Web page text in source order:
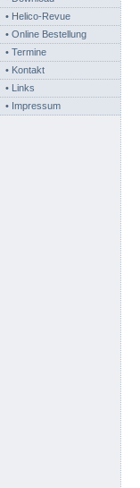
• Helico-Revue
• Online Bestellung
• Termine
• Kontakt
• Links
• Impressum